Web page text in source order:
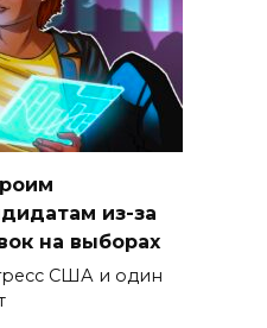
из-за
на выборах
США и один